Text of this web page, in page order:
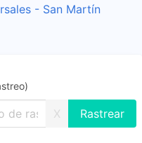
- San Martín
X